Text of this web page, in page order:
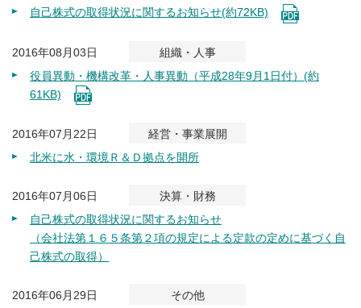
自己株式の取得状況に関するお知らせ(約72KB)
2016年08月03日
組織・人事
役員異動・機構改革・人事異動（平成28年9月1日付）(約
61KB)
2016年07月22日
経営・事業展開
北米に水・環境Ｒ＆Ｄ拠点を開所
2016年07月06日
決算・財務
自己株式の取得状況に関するお知らせ
（会社法第１６５条第２項の規定による定款の定めに基づく自
己株式の取得）
2016年06月29日
その他